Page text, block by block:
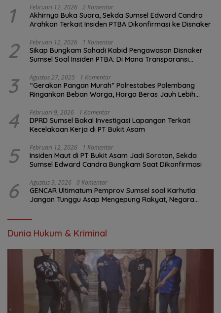
1 Februari 12, 2026 2 Komentar
Akhirnya Buka Suara, Sekda Sumsel Edward Candra
Arahkan Terkait Insiden PTBA Dikonfirmasi ke Disnaker
2 Februari 12, 2026 1 Komentar
Sikap Bungkam Sahadi Kabid Pengawasan Disnaker
Sumsel Soal Insiden PTBA: Di Mana Transparansi
3 Agustus 27, 2025 1 Komentar
“Gerakan Pangan Murah” Polrestabes Palembang
Ringankan Beban Warga, Harga Beras Jauh Lebih
4 Februari 9, 2026 1 Komentar
DPRD Sumsel Bakal Investigasi Lapangan Terkait
Kecelakaan Kerja di PT Bukit Asam
5 Februari 12, 2026 1 Komentar
Insiden Maut di PT Bukit Asam Jadi Sorotan, Sekda
Sumsel Edward Candra Bungkam Saat Dikonfirmasi
6 Agustus 9, 2026 0 Komentar
GENCAR Ultimatum Pemprov Sumsel soal Karhutla:
Jangan Tunggu Asap Mengepung Rakyat, Negara
Dunia Hukum & Kriminal